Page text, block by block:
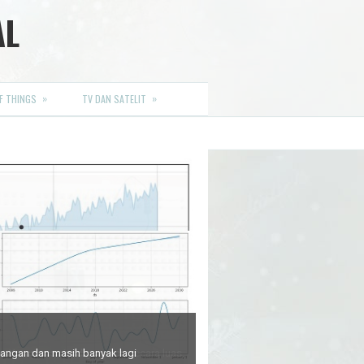
THINGS » TV DAN SATELIT »
dan masih banyak lagi